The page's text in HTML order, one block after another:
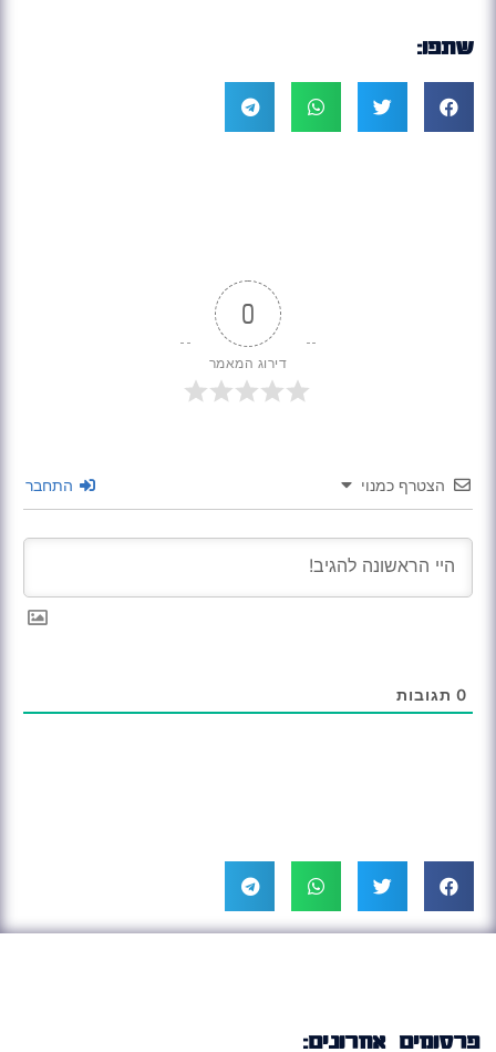
שתפו:
0
דירוג המאמר
הצטרף כמנוי התחבר
0 תגובות
פרסומים אחרונים: